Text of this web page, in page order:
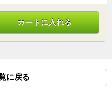
カートに入れる
に戻る